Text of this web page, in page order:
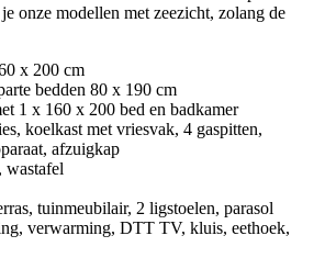
onze modellen met zeezicht, zolang de
x 200 cm
bedden 80 x 190 cm
1 x 160 x 200 bed en badkamer
koelkast met vriesvak, 4 gaspitten,
afzuigkap
wastafel
tuinmeubilair, 2 ligstoelen, parasol
verwarming, DTT TV, kluis, eethoek,